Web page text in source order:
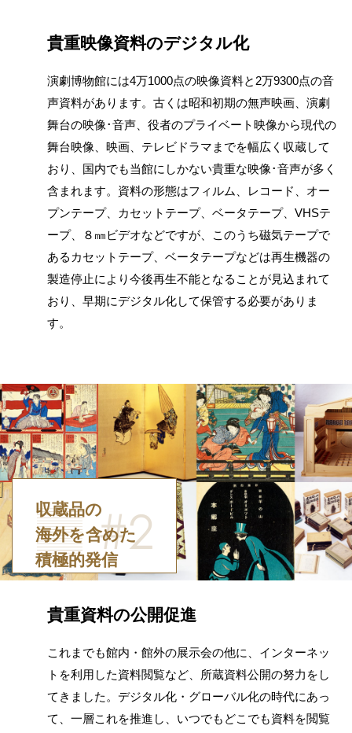
貴重映像資料のデジタル化
演劇博物館には4万1000点の映像資料と2万9300点の音
声資料があります。古くは昭和初期の無声映画、演劇
舞台の映像･音声、役者のプライベート映像から現代の
舞台映像、映画、テレビドラマまでを幅広く収蔵して
おり、国内でも当館にしかない貴重な映像･音声が多く
含まれます。資料の形態はフィルム、レコード、オー
プンテープ、カセットテープ、ベータテープ、VHSテ
ープ、８㎜ビデオなどですが、このうち磁気テープで
あるカセットテープ、ベータテープなどは再生機器の
製造停止により今後再生不能となることが見込まれて
おり、早期にデジタル化して保管する必要がありま
す。
収蔵品の
海外を含めた
積極的発信
貴重資料の公開促進
これまでも館内・館外の展示会の他に、インターネッ
トを利用した資料閲覧など、所蔵資料公開の努力をし
てきました。デジタル化・グローバル化の時代にあっ
て、一層これを推進し、いつでもどこでも資料を閲覧